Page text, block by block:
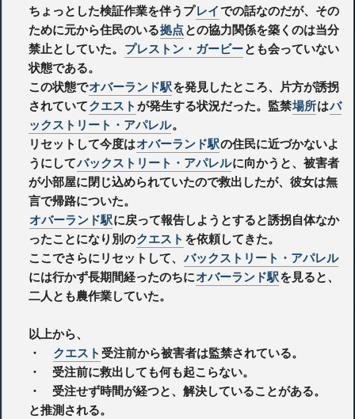
ちょっとした検証作業を伴うプレイでの話なのだが、その
ために元から住民のいる拠点との協力関係を築くのは当分
禁止としていた。 プレストン・ガービーとも会っていない
状態である。
この状態でオバーランド駅を発見したところ、片方が誘拐
されていてクエストが発生する状況だった。監禁場所はバ
ックストリート・アパレル。
リセットして今度はオバーランド駅の住民に近づかないよ
うにしてバックストリート・アパレルに向かうと、被害者
が小部屋に閉じ込められていたので救出したが、彼女は無
言で帰路についた。
オバーランド駅に戻って報告しようとすると誘拐自体なか
ったことになり別のクエスト を依頼してきた。
ここでさらにリセットして、 バックストリート・アパレル
には行かず長期間経ったのちにオバーランド駅を見ると、
二人とも農作業していた。
以上から、
・ クエスト 受注前から被害者は監禁されている。
・ 受注前に救出しても何も起こらない。
・ 受注せず時間が経つと、解決していることがある。
と推測される。